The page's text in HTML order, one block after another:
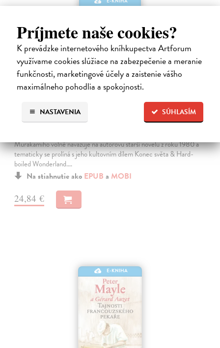
Príjmete naše cookies?
K prevádzke internetového kníhkupectva Artforum
využívame cookies slúžiace na zabezpečenie a meranie
funkčnosti, marketingové účely a zaistenie vášho
maximálneho pohodlia a spokojnosti.
SÚHLASÍM
NASTAVENIA
Město a jeho nejisté zdi
Murakami Haruki| Elektronická kniha
Murakamiho volně navazuje na autorovu starší novelu z roku 1980 a
tematicky se prolíná s jeho kultovním dílem Konec světa & Hard-
boiled Wonderland.…
Na stiahnutie ako EPUB a MOBI
24,84 €
E-KNIHA